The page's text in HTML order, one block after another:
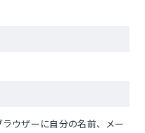
ウザーに自分の名前、メー